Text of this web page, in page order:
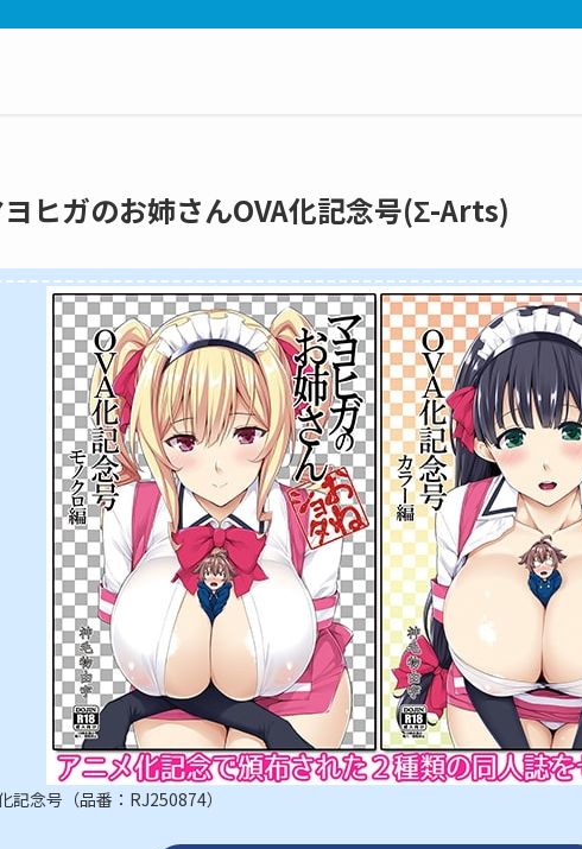
ヨヒガのお姉さんOVA化記念号(Σ-Arts)
記念号（品番：RJ250874）